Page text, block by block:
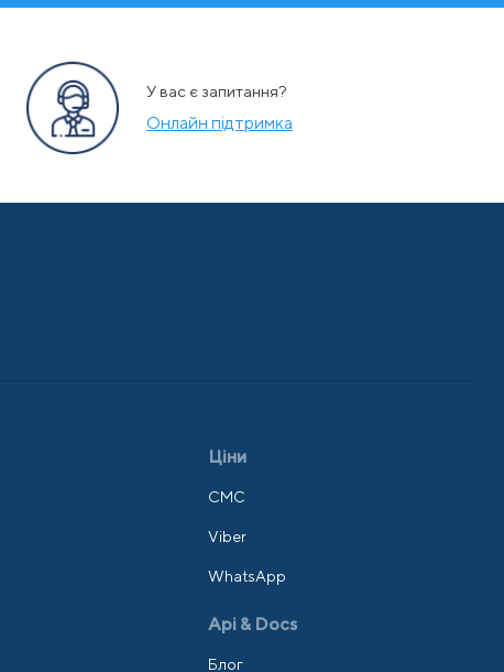
У вас є запитання?
Онлайн підтримка
Ціни
СМС
Viber
WhatsApp
Api & Docs
Блог